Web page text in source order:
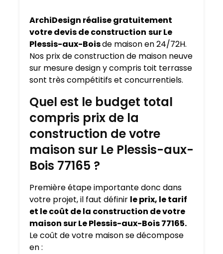
ArchiDesign réalise gratuitement
votre devis de construction sur Le
Plessis-aux-Boisde maison en 24/72H.
Nos prix de construction de maison neuve
sur mesure design y compris toit terrasse
sont très compétitifs et concurrentiels.
Quel est le budget total
compris prix de la
construction de votre
maison sur Le Plessis-aux-
Bois 77165 ?
Première étape importante donc dans
votre projet, il faut définir le prix, le tarif
et le coût de la construction de votre
maison sur Le Plessis-aux-Bois 77165.
Le coût de votre maison se décompose
en :